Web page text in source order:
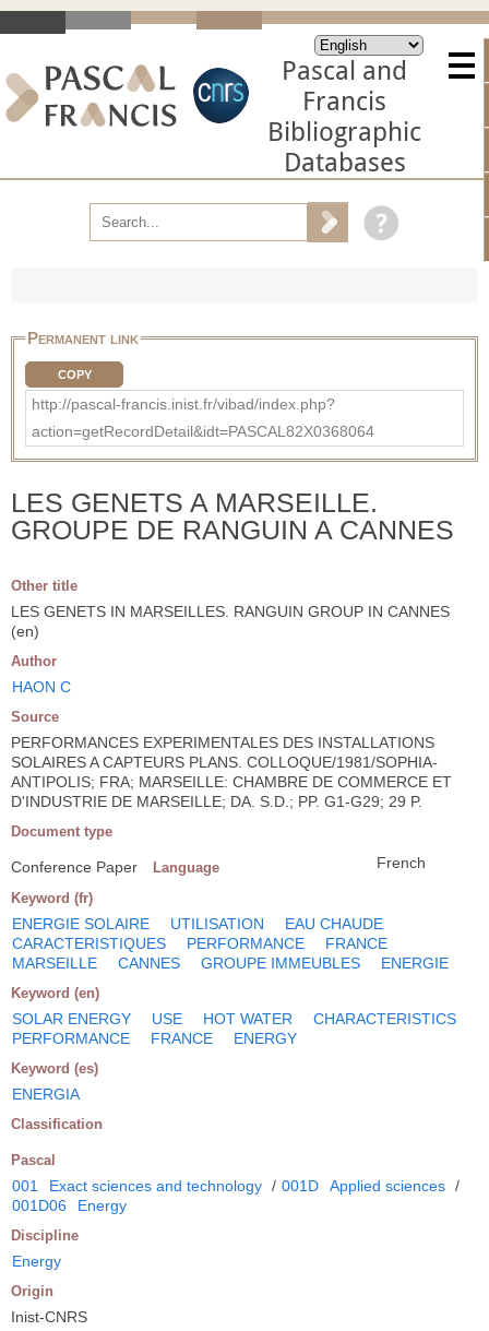
Pascal and
Francis
Bibliographic
Databases
Permanent link
COPY
http://pascal-francis.inist.fr/vibad/index.php?
action=getRecordDetail&idt=PASCAL82X0368064
LES GENETS A MARSEILLE.
GROUPE DE RANGUIN A CANNES
Other title
LES GENETS IN MARSEILLES. RANGUIN GROUP IN CANNES
(en)
Author
HAON C
Source
PERFORMANCES EXPERIMENTALES DES INSTALLATIONS
SOLAIRES A CAPTEURS PLANS. COLLOQUE/1981/SOPHIA-
ANTIPOLIS; FRA; MARSEILLE: CHAMBRE DE COMMERCE ET
D'INDUSTRIE DE MARSEILLE; DA. S.D.; PP. G1-G29; 29 P.
Document type
Conference Paper Language French
Keyword (fr)
ENERGIE SOLAIRE UTILISATION
EAU CHAUDE
CARACTERISTIQUES
PERFORMANCE
FRANCE
MARSEILLE
CANNES GROUPE IMMEUBLES ENERGIE
Keyword (en)
SOLAR ENERGY USE HOT WATER
CHARACTERISTICS
PERFORMANCE
FRANCE ENERGY
Keyword (es)
ENERGIA
Classification
Pascal
001 Exact sciences and technology / 001D Applied sciences /
001D06
Energy
Discipline
Energy
Origin
Inist-CNRS